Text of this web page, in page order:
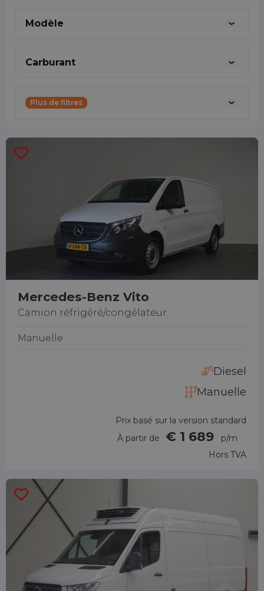
collègues les bonnes informations en
solutions ciblées et efficaces; ça me donne
Modèle
Carburant
Plus de filtres
Mercedes-Benz Vito
Camion réfrigéré/congélateur
Manuelle
Diesel
Manuelle
Prix basé sur la version standard
À partir de
€ 1 689
p/m
Hors TVA